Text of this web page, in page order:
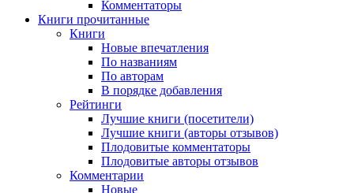
Комментаторы
Книги прочитанные
Книги
Новые впечатления
По названиям
По авторам
В порядке добавления
Рейтинги
Лучшие книги (посетители)
Лучшие книги (авторы отзывов)
Плодовитые комментаторы
Плодовитые авторы отзывов
Комментарии
Новые